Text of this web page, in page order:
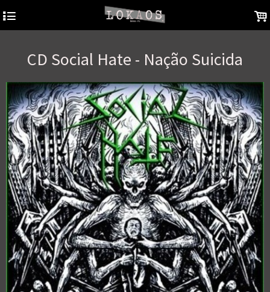
4 .
CD Social Hate - Nação Suicida